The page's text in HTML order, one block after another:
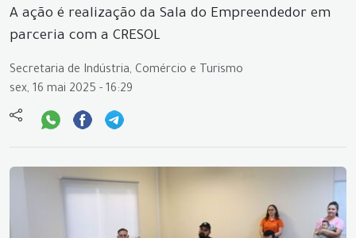
A ação é realização da Sala do Empreendedor em
parceria com a CRESOL
Secretaria de Indústria, Comércio e Turismo
sex, 16 mai 2025 - 16:29